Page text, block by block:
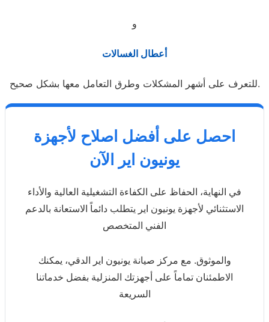
و
أعطال الغسالات
للتعرف على أشهر المشكلات وطرق التعامل معها بشكل صحيح.
احصل على أفضل اصلاح لأجهزة
يونيون اير الآن
في النهاية، الحفاظ على الكفاءة التشغيلية العالية والأداء
الاستثنائي لأجهزة يونيون اير يتطلب دائماً الاستعانة بالدعم
الفني المتخصص
والموثوق. مع مركز صيانة يونيون اير الدقي، يمكنك
الاطمئنان تماماً على أجهزتك المنزلية بفضل خدماتنا
السريعة